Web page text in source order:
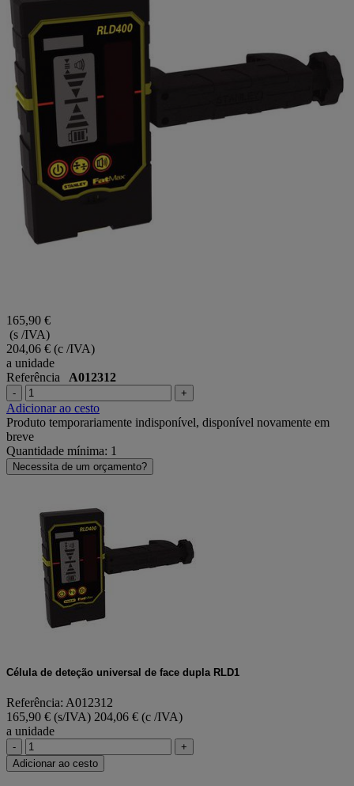
165,90 €
(s /IVA)
204,06 € (c /IVA)
a unidade
Referência A012312
- +
Adicionar ao cesto
Produto temporariamente indisponível, disponível novamente em
breve
Quantidade mínima: 1
Necessita de um orçamento?
Célula de deteção universal de face dupla RLD1
Referência: A012312
165,90 € (s/IVA) 204,06 € (c /IVA)
a unidade
-
+
Adicionar ao cesto